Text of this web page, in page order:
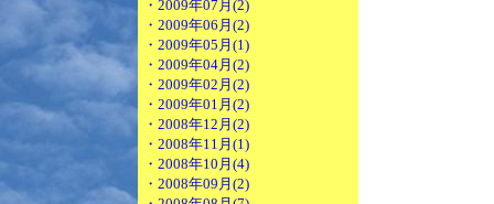
・2009年07月(2)
・2009年06月(2)
・2009年05月(1)
・2009年04月(2)
・2009年02月(2)
・2009年01月(2)
・2008年12月(2)
・2008年11月(1)
・2008年10月(4)
・2008年09月(2)